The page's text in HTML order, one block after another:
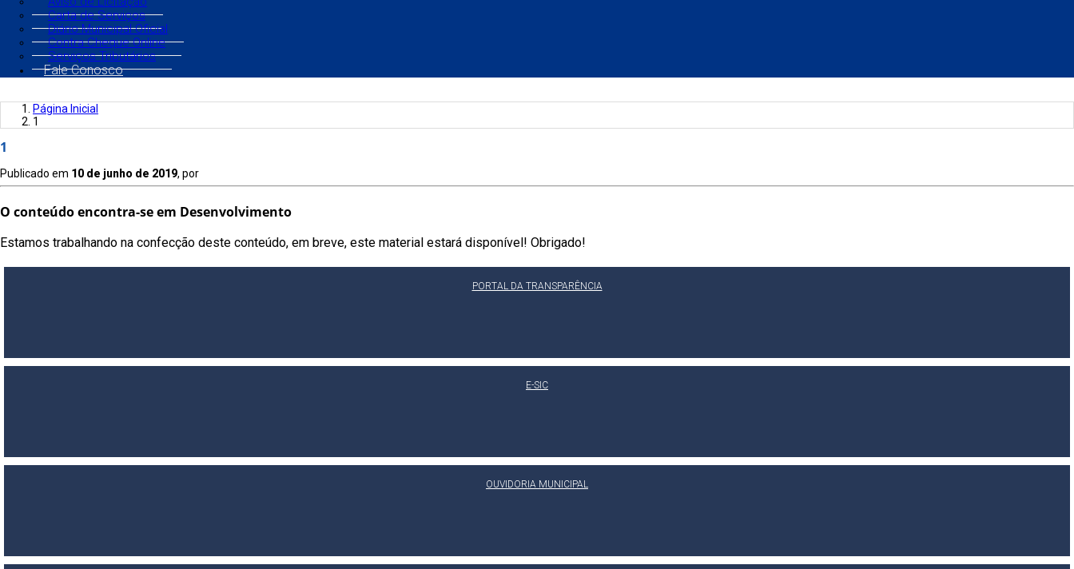
Carta de Serviços
Diário Municipal Oficial
Contra Cheque Online
Serviços Tributários
Fale Conosco
Página Inicial
1
1
Publicado em 10 de junho de 2019, por
O conteúdo encontra-se em Desenvolvimento
Estamos trabalhando na confecção deste conteúdo, em breve, este material estará disponível! Obrigado!
PORTAL DA TRANSPARÊNCIA
E-SIC
OUVIDORIA MUNICIPAL